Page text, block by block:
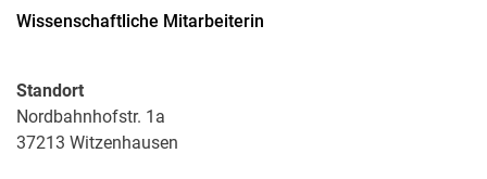
Auszeichnungen
Wissenschaftliche Mitarbeiterin
Standort
Nordbahnhofstr. 1a
37213 Witzenhausen